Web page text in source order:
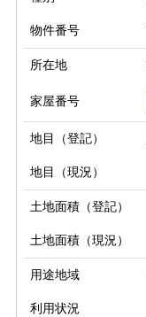
物件番号
所在地
家屋番号
地目（登記）
地目（現況）
土地面積（登記）
土地面積（現況）
用途地域
利用状況